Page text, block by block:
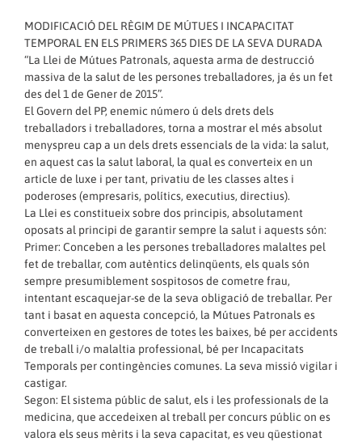
MODIFICACIÓ DEL RÈGIM DE MÚTUES I INCAPACITAT
TEMPORAL EN ELS PRIMERS 365 DIES DE LA SEVA DURADA
“La Llei de Mútues Patronals, aquesta arma de destrucció
massiva de la salut de les persones treballadores, ja és un fet
des del 1 de Gener de 2015”.
El Govern del PP, enemic número ú dels drets dels
treballadors i treballadores, torna a mostrar el més absolut
menyspreu cap a un dels drets essencials de la vida: la salut,
en aquest cas la salut laboral, la qual es converteix en un
article de luxe i per tant, privatiu de les classes altes i
poderoses (empresaris, polítics, executius, directius).
La Llei es constitueix sobre dos principis, absolutament
oposats al principi de garantir sempre la salut i aquests són:
Primer: Conceben a les persones treballadores malaltes pel
fet de treballar, com autèntics delinqüents, els quals són
sempre presumiblement sospitosos de cometre frau,
intentant escaquejar-se de la seva obligació de treballar. Per
tant i basat en aquesta concepció, la Mútues Patronals es
converteixen en gestores de totes les baixes, bé per accidents
de treball i/o malaltia professional, bé per Incapacitats
Temporals per contingències comunes. La seva missió vigilar i
castigar.
Segon: El sistema públic de salut, els i les professionals de la
medicina, que accedeixen al treball per concurs públic on es
valora els seus mèrits i la seva capacitat, es veu qüestionat